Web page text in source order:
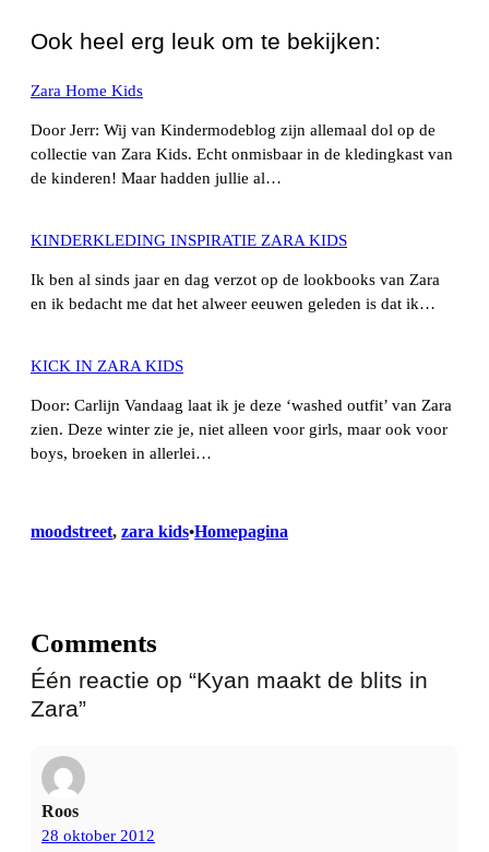
Ook heel erg leuk om te bekijken:
Zara Home Kids
Door Jerr: Wij van Kindermodeblog zijn allemaal dol op de
collectie van Zara Kids. Echt onmisbaar in de kledingkast van
de kinderen! Maar hadden jullie al…
KINDERKLEDING INSPIRATIE ZARA KIDS
Ik ben al sinds jaar en dag verzot op de lookbooks van Zara
en ik bedacht me dat het alweer eeuwen geleden is dat ik…
KICK IN ZARA KIDS
Door: Carlijn Vandaag laat ik je deze ‘washed outfit’ van Zara
zien. Deze winter zie je, niet alleen voor girls, maar ook voor
boys, broeken in allerlei…
moodstreet, zara kids•Homepagina
Comments
Één reactie op “Kyan maakt de blits in
Zara”
Roos
28 oktober 2012